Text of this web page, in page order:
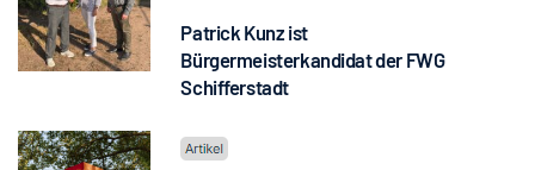
Patrick Kunz ist
Bürgermeisterkandidat der FWG
Schifferstadt